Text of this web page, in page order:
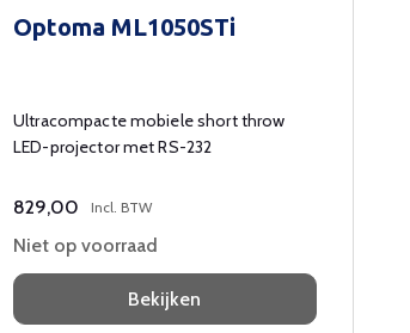
Optoma ML1050STi
Ultracompacte mobiele short throw
LED-projector met RS-232
829,00 Incl. BTW
Niet op voorraad
Bekijken